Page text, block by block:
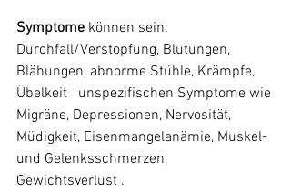
Symptome können sein:
Durchfall/Verstopfung, Blutungen,
Blähungen, abnorme Stühle, Krämpfe,
Übelkeit   unspezifischen Symptome wie
Migräne, Depressionen, Nervosität,
Müdigkeit, Eisenmangelanämie, Muskel-
und Gelenksschmerzen,
Gewichtsverlust .